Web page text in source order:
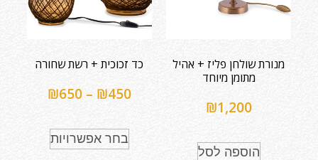
מנורת שולחן פליז + אהיל
מתומן מיוחד
₪1,200
הוספה לסל
כד זכוכית + רשת שחורה
₪450
–
₪650
בחר אפשרויות